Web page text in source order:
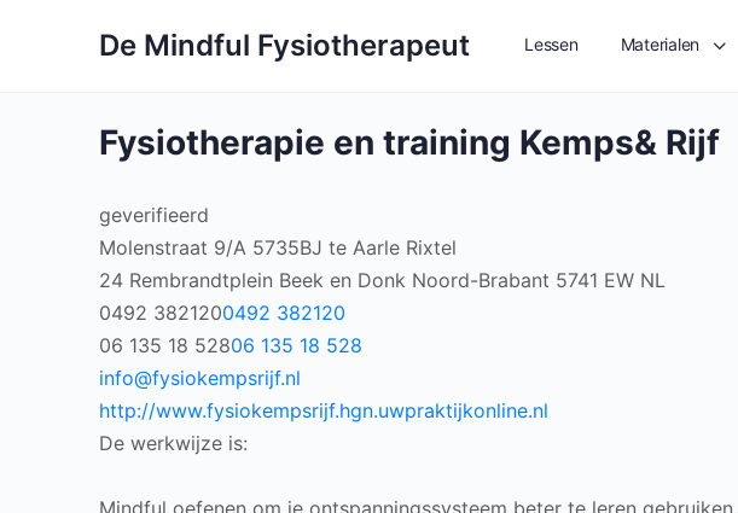
De Mindful Fysiotherapeut Lessen Materialen
Fysiotherapie en training Kemps& Rijf
geverifieerd
Molenstraat 9/A 5735BJ te Aarle Rixtel
24 Rembrandtplein Beek en Donk Noord-Brabant 5741 EW NL
0492 3821200492 382120
06 135 18 52806 135 18 528
info@fysiokempsrijf.nl
http://www.fysiokempsrijf.hgn.uwpraktijkonline.nl
De werkwijze is:
Mindful oefenen om je ontspanningssysteem beter te leren gebruiken.